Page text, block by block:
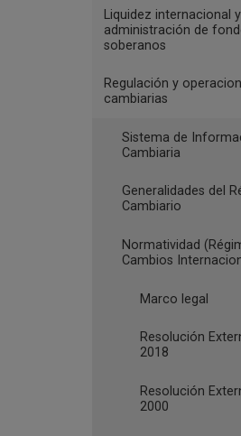
Liquidez internacional y
administración de
soberanos
Regulación y
cambiarias
Sistema de
Cambiaria
Generalidades del
Cambiario
Normatividad
Cambios
Marco legal
Resolución
2018
Resolución
2000